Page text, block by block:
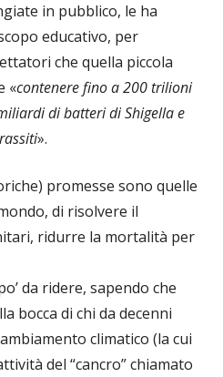
in pubblico, le ha
educativo, per
che quella piccola
«contenere fino a 200 trilioni
di batteri di Shigella e
».
promesse sono quelle
di risolvere il
ridurre la mortalità per
da ridere, sapendo che
bocca di chi da decenni
climatico (la cui
del “cancro” chiamato